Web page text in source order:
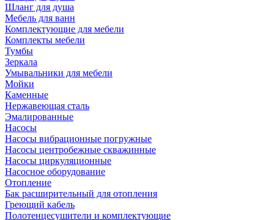
Шланг для душа
Мебель для ванн
Комплектующие для мебели
Комплекты мебели
Тумбы
Зеркала
Умывальники для мебели
Мойки
Каменные
Нержавеющая сталь
Эмалированные
Насосы
Насосы вибрационные погружные
Насосы центробежные скважинные
Насосы циркуляционные
Насосное оборудование
Отопление
Бак расширительный для отопления
Греющий кабель
Полотенцесушители и комплектующие